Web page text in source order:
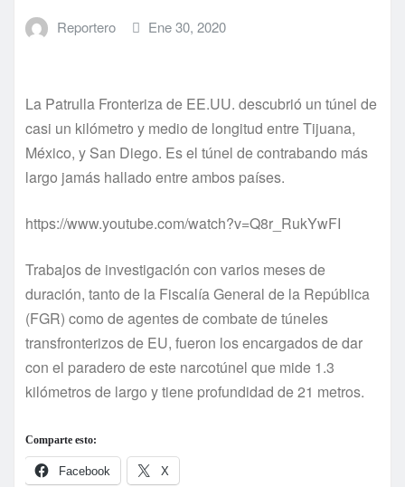
Reportero Ene 30, 2020
La Patrulla Fronteriza de EE.UU. descubrió un túnel de
casi un kilómetro y medio de longitud entre Tijuana,
México, y San Diego. Es el túnel de contrabando más
largo jamás hallado entre ambos países.
https://www.youtube.com/watch?v=Q8r_RukYwFI
Trabajos de investigación con varios meses de
duración, tanto de la Fiscalía General de la República
(FGR) como de agentes de combate de túneles
transfronterizos de EU, fueron los encargados de dar
con el paradero de este narcotúnel que mide 1.3
kilómetros de largo y tiene profundidad de 21 metros.
Comparte esto:
Facebook X